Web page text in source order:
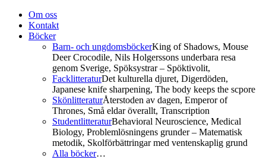
Om oss
Kontakt
Böcker
Barn- och ungdomsböckerKing of Shadows, Mouse
Deer Crocodile, Nils Holgerssons underbara resa
genom Sverige, Spöksystrar – Spöktivolit,
FacklitteraturDet kulturella djuret, Digerdöden,
Japanese knife sharpening, The body keeps the scpore
SkönlitteraturÅterstoden av dagen, Emperor of
Thrones, Små eldar överallt, Transcription
StudentlitteraturBehavioral Neuroscience, Medical
Biology, Problemlösningens grunder – Matematisk
metodik, Skolförbättringar med ventenskaplig grund
Alla böcker…